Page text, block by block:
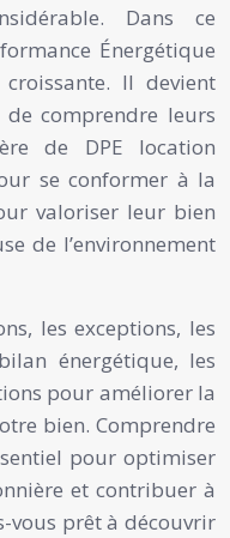
Dans ce
Énergétique
Il devient
comprendre leurs
de DPE location
se conformer à la
valoriser leur bien
de l’environnement
les exceptions, les
énergétique, les
pour améliorer la
bien. Comprendre
pour optimiser
et contribuer à
vous prêt à découvrir